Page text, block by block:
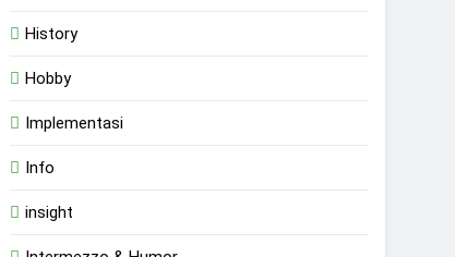
History
Hobby
Implementasi
Info
insight